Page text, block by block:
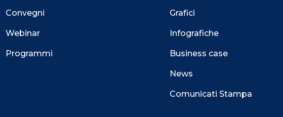
Convegni
Webinar
Programmi
Grafici
Infografiche
Business case
News
Comunicati Stampa